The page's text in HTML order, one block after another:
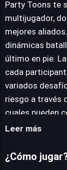
Party Toons te
multijugador,
mejores
dinámicas
último en pie.
cada
variados
riesgo a través
cuales pueden
peligrosas. La
reaccionar con
Leer más
¿Cómo